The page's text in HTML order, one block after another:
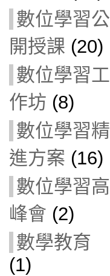
數位學習公
開授課 (20)
數位學習工
作坊 (8)
數位學習精
進方案 (16)
數位學習高
峰會 (2)
數學教育
(1)